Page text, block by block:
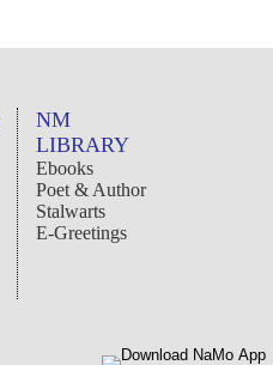
NM
LIBRARY
Ebooks
Poet & Author
Stalwarts
E-Greetings